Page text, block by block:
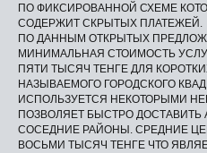
ПО ФИКСИРОВАННОЙ СХЕМЕ
СОДЕРЖИТ СКРЫТЫХ ПЛАТЕЖЕЙ.
ПО ДАННЫМ ОТКРЫТЫХ
МИНИМАЛЬНАЯ СТОИМОСТЬ
ПЯТИ ТЫСЯЧ ТЕНГЕ ДЛЯ
НАЗЫВАЕМОГО ГОРОДСКОГО
ИСПОЛЬЗУЕТСЯ НЕКОТОРЫМИ
ПОЗВОЛЯЕТ БЫСТРО ДОСТАВИТЬ
СОСЕДНИЕ РАЙОНЫ. СРЕДНИЕ
ВОСЬМИ ТЫСЯЧ ТЕНГЕ ЧТО